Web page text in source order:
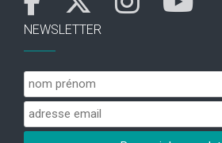
NEWSLETTER